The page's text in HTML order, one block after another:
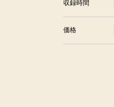
収録時間
価格